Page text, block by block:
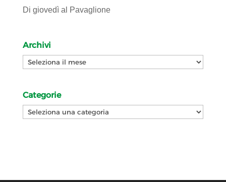
Di giovedì al Pavaglione
Archivi
Archivi
Categorie
Categorie